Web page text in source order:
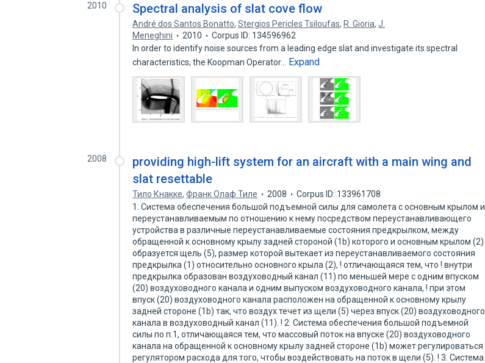
2010 Spectral analysis of slat cove flow
André dos Santos Bonatto,Stergios Pericles Tsiloufas, R. Gioria,J.
Meneghini
2010
Corpus ID: 134596962
In order to identify noise sources from a leading edge slat and investigate its spectral
characteristics, the Koopman Operator…
Expand
2008
providing high-lift system for an aircraft with a main wing and
slat resettable
Тило Кнакке,Франк Олаф Тиле 2008
Corpus ID: 133961708
1. Система обеспечения большой подъемной силы для самолета с основным крылом и
переустанавливаемым по отношению к нему посредством переустанавливающего
устройства в различные переустанавливаемые состояния предкрылком, между
обращенной к основному крылу задней стороной (1b) которого и основным крылом (2)
образуется щель (5), размер которой вытекает из переустанавливаемого состояния
предкрылка (1) относительно основного крыла (2), ! отличающаяся тем, что ! внутри
предкрылка образован воздуховодный канал (11) по меньшей мере с одним впуском
(20) воздуховодного канала и одним выпуском воздуховодного канала, ! при этом
впуск (20) воздуховодного канала расположен на обращенной к основному крылу
задней стороне (1b) так, что воздух течет из щели (5) через впуск (20) воздуховодного
канала в воздуховодный канал (11). ! 2. Система обеспечения большой подъемной
силы по п.1, отличающаяся тем, что массовый поток на впуске (20) воздуховодного
канала на обращенной к основному крылу задней стороне (1b) может регулироваться
регулятором расхода для того, чтобы воздействовать на поток в щели (5). ! 3. Система